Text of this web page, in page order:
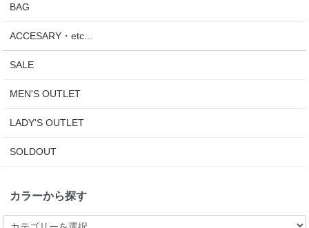
BAG
ACCESARY・etc...
SALE
MEN'S OUTLET
LADY'S OUTLET
SOLDOUT
カラーから探す